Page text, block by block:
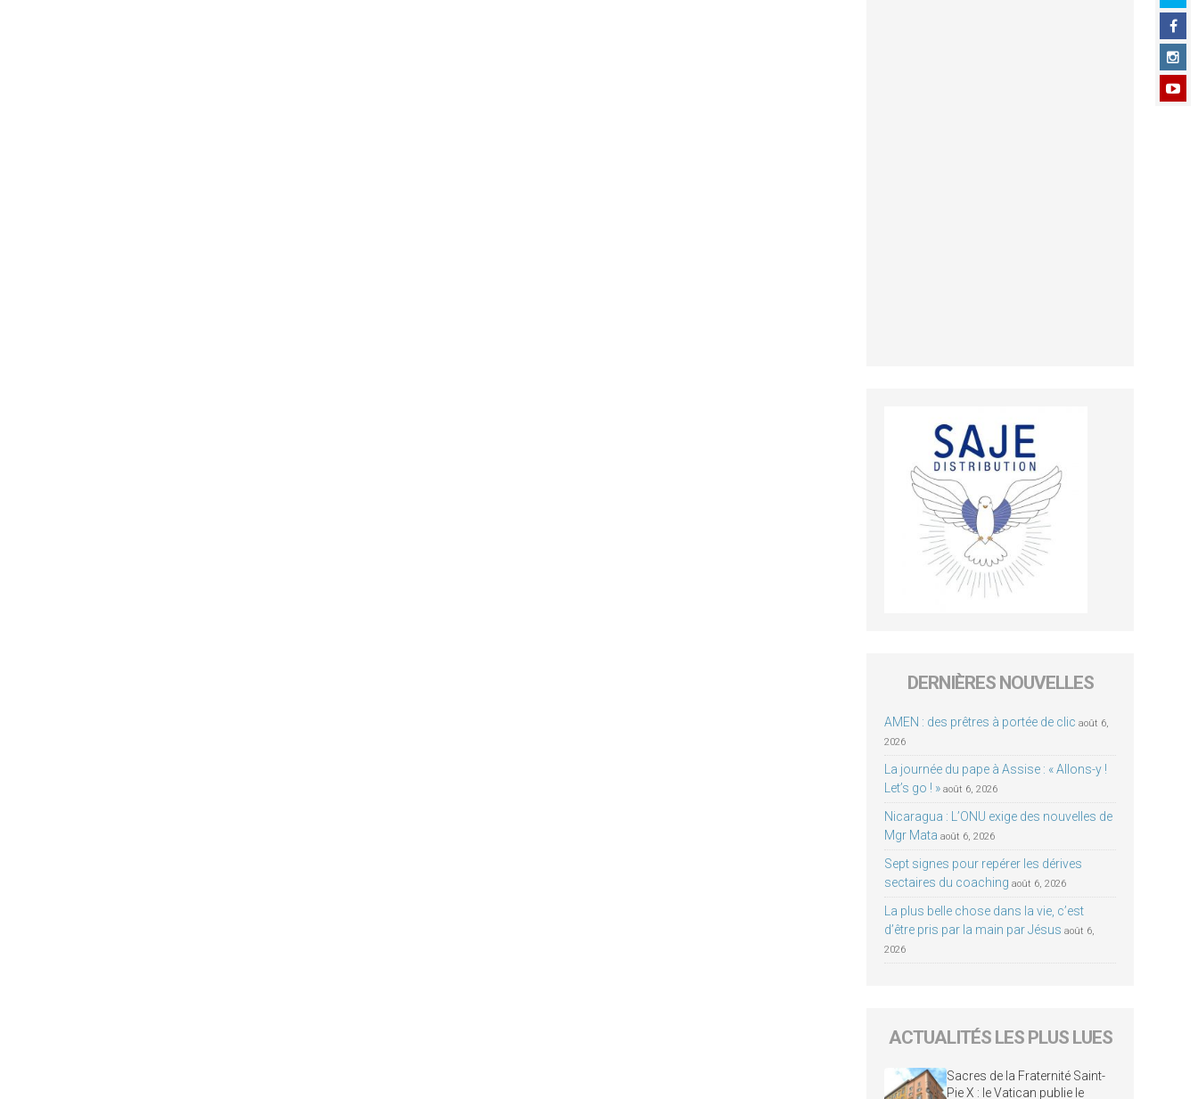
DERNIÈRES NOUVELLES
AMEN : des prêtres à portée de clic août 6,
2026
La journée du pape à Assise : « Allons-y !
Let’s go ! » août 6, 2026
Nicaragua : L’ONU exige des nouvelles de
Mgr Mata août 6, 2026
Sept signes pour repérer les dérives
sectaires du coaching août 6, 2026
La plus belle chose dans la vie, c’est
d’être pris par la main par Jésus août 6,
2026
ACTUALITÉS LES PLUS LUES
Sacres de la Fraternité Saint-
Pie X : le Vatican publie le